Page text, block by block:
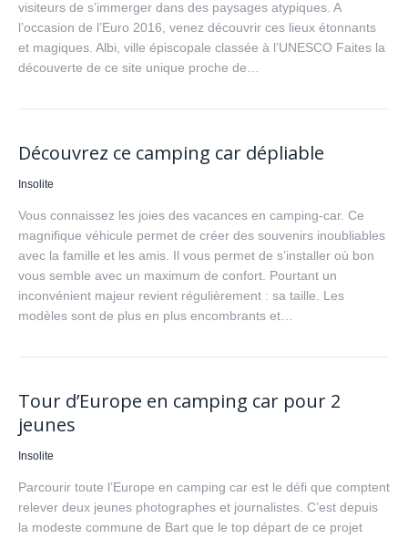
visiteurs de s’immerger dans des paysages atypiques. A
l’occasion de l’Euro 2016, venez découvrir ces lieux étonnants
et magiques. Albi, ville épiscopale classée à l’UNESCO Faites la
découverte de ce site unique proche de…
Découvrez ce camping car dépliable
Insolite
Vous connaissez les joies des vacances en camping-car. Ce
magnifique véhicule permet de créer des souvenirs inoubliables
avec la famille et les amis. Il vous permet de s’installer où bon
vous semble avec un maximum de confort. Pourtant un
inconvénient majeur revient régulièrement : sa taille. Les
modèles sont de plus en plus encombrants et…
Tour d’Europe en camping car pour 2
jeunes
Insolite
Parcourir toute l’Europe en camping car est le défi que comptent
relever deux jeunes photographes et journalistes. C’est depuis
la modeste commune de Bart que le top départ de ce projet